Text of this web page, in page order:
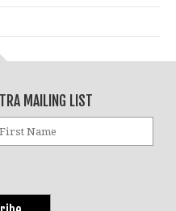
MAILING LIST